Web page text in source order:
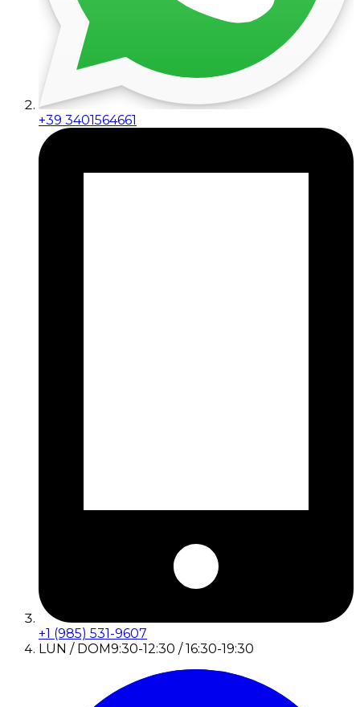
+39 3401564661
+1 (985) 531-9607
LUN / DOM9:30-12:30 / 16:30-19:30